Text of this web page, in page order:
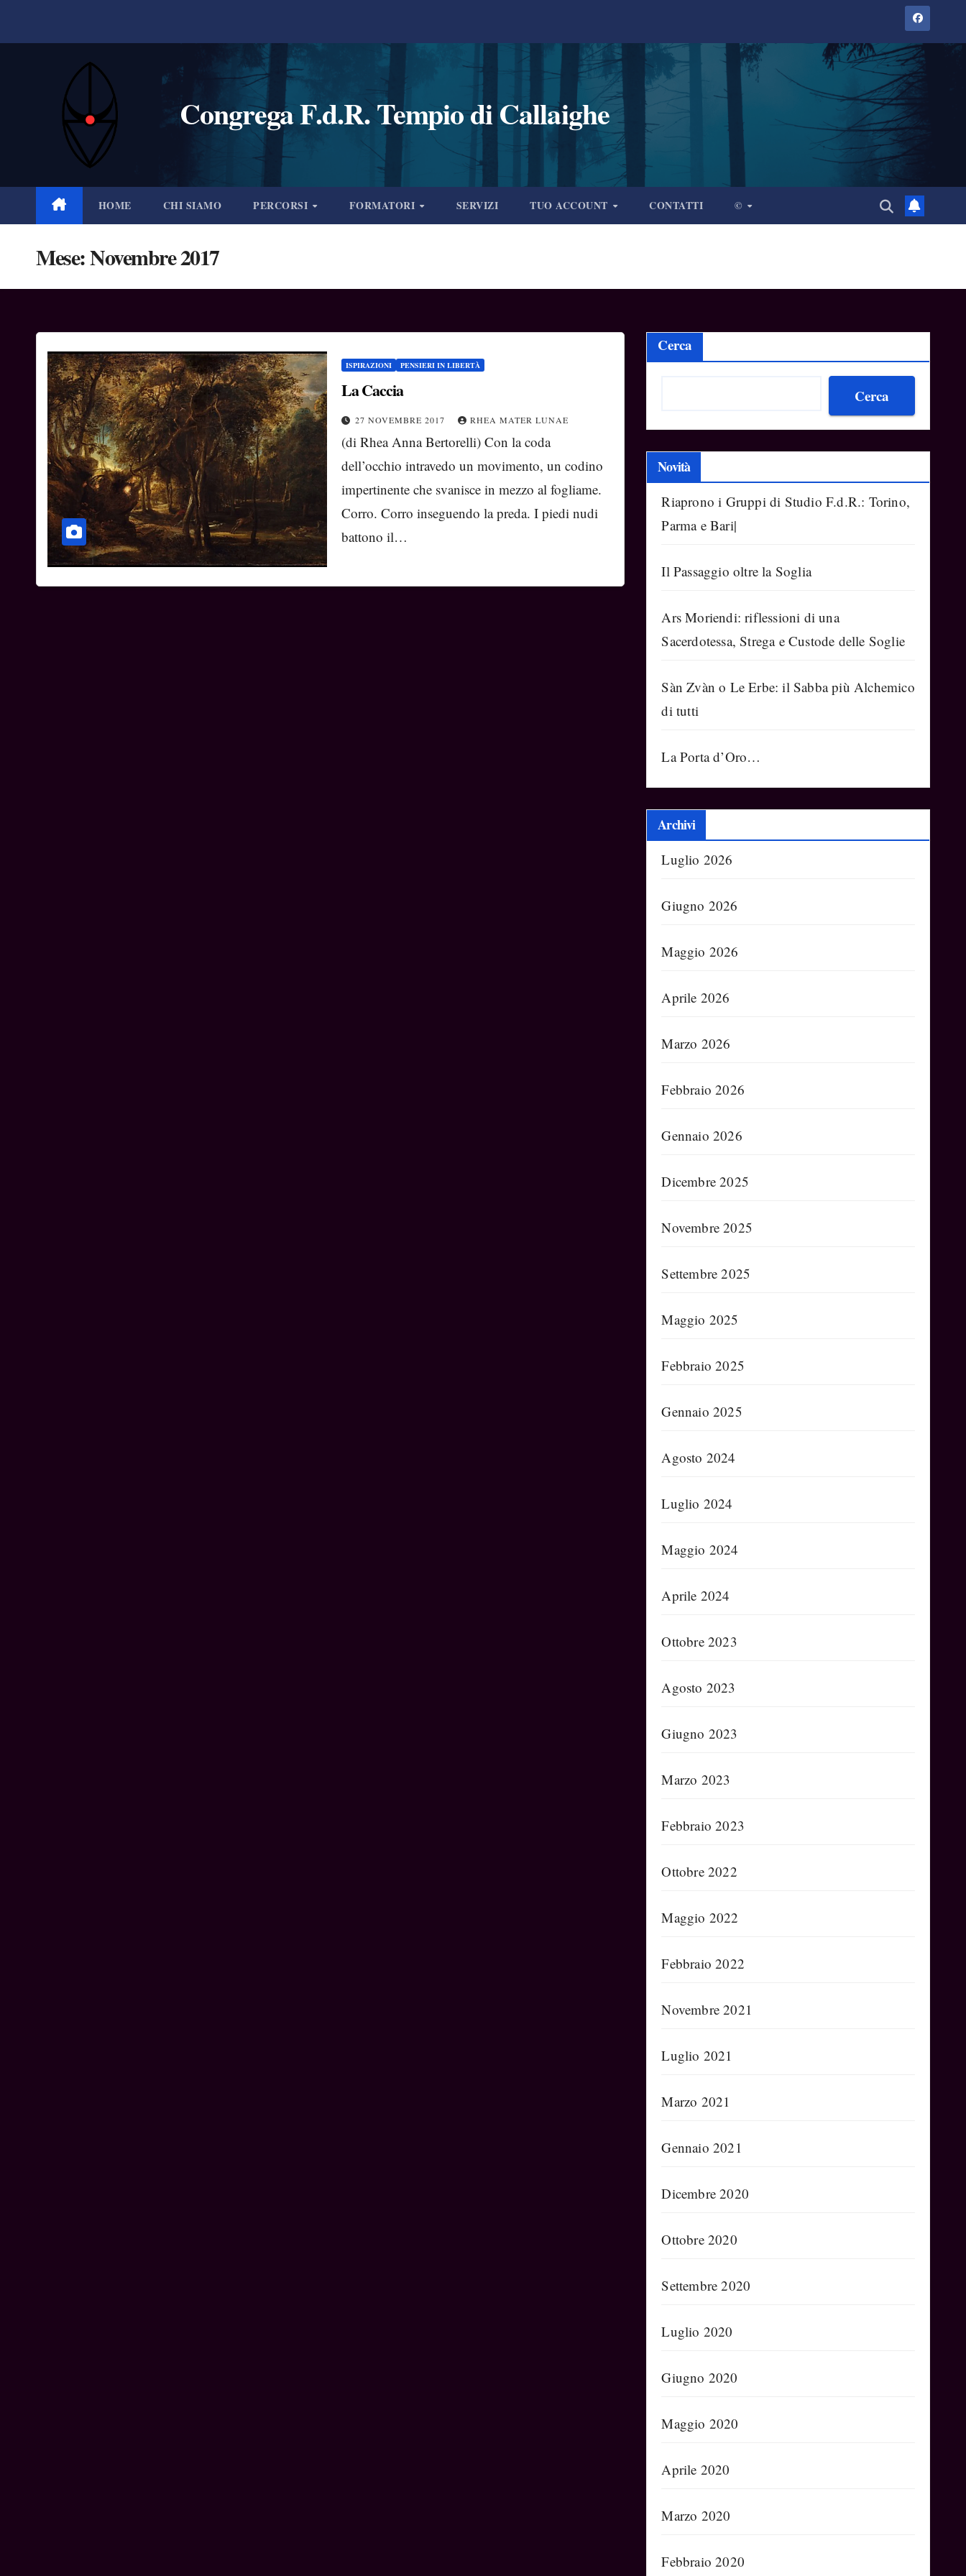
Congrega F.d.R. Tempio di Callaighe
HOME CHI SIAMO PERCORSI FORMATORI SERVIZI TUO ACCOUNT CONTATTI ©
Mese:Novembre 2017
ISPIRAZIONI PENSIERI IN LIBERTÀ
La Caccia
27 NOVEMBRE 2017 RHEA MATER LUNAE
(di Rhea Anna Bertorelli) Con la coda
dell’occhio intravedo un movimento, un codino
impertinente che svanisce in mezzo al fogliame.
Corro. Corro inseguendo la preda. I piedi nudi
battono il…
Cerca
Cerca
Novità
Riaprono i Gruppi di Studio F.d.R.: Torino,
Parma e Bari|
Il Passaggio oltre la Soglia
Ars Moriendi: riflessioni di una
Sacerdotessa, Strega e Custode delle Soglie
Sàn Zvàn o Le Erbe: il Sabba più Alchemico
di tutti
La Porta d’Oro…
Archivi
Luglio 2026
Giugno 2026
Maggio 2026
Aprile 2026
Marzo 2026
Febbraio 2026
Gennaio 2026
Dicembre 2025
Novembre 2025
Settembre 2025
Maggio 2025
Febbraio 2025
Gennaio 2025
Agosto 2024
Luglio 2024
Maggio 2024
Aprile 2024
Ottobre 2023
Agosto 2023
Giugno 2023
Marzo 2023
Febbraio 2023
Ottobre 2022
Maggio 2022
Febbraio 2022
Novembre 2021
Luglio 2021
Marzo 2021
Gennaio 2021
Dicembre 2020
Ottobre 2020
Settembre 2020
Luglio 2020
Giugno 2020
Maggio 2020
Aprile 2020
Marzo 2020
Febbraio 2020